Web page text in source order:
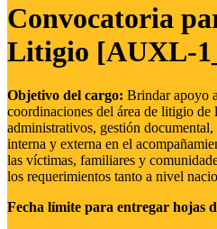
Convocatoria
Litigio [AUXL-
Objetivo del cargo: Brindar apoyo
coordinaciones del área de litigio de
administrativos, gestión
interna y externa en el
las víctimas, familiares y
los requerimientos tanto a nivel
Fecha límite para entregar hojas